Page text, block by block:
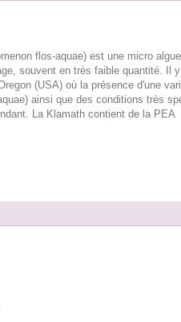
flos-aquae) est une micro
souvent en très faible quantité. Il
(USA) où la présence d'une
ainsi que des conditions très
La Klamath contient de la PEA